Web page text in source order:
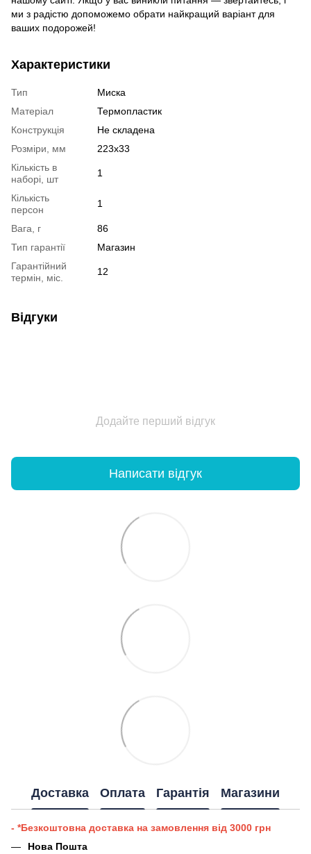
ми з радістю допоможемо обрати найкращий варіант для
ваших подорожей!
Характеристики
Тип
Миска
Матеріал
Термопластик
Конструкція
Не складена
Розміри, мм
223x33
Кількість в
наборі, шт
1
Кількість
персон
1
Вага, г
86
Тип гарантії
Магазин
Гарантійний
термін, міс.
12
Відгуки
Додайте перший відгук
Написати відгук
Доставка Оплата Гарантія Магазини
- *Безкоштовна доставка на замовлення від 3000 грн
Нова Пошта